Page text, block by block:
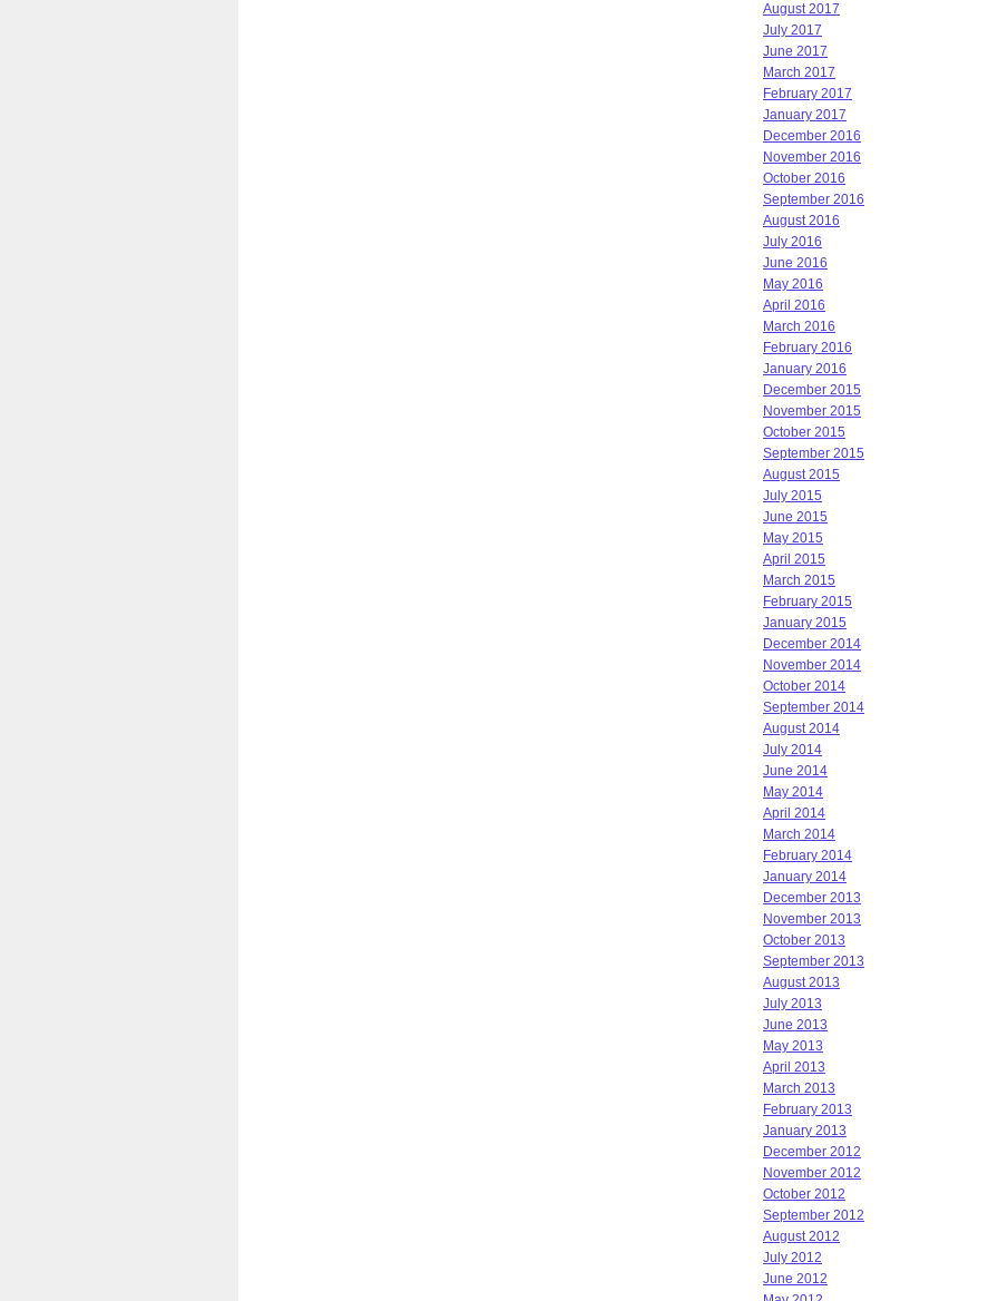
August 2017
July 2017
June 2017
March 2017
February 2017
January 2017
December 2016
November 2016
October 2016
September 2016
August 2016
July 2016
June 2016
May 2016
April 2016
March 2016
February 2016
January 2016
December 2015
November 2015
October 2015
September 2015
August 2015
July 2015
June 2015
May 2015
April 2015
March 2015
February 2015
January 2015
December 2014
November 2014
October 2014
September 2014
August 2014
July 2014
June 2014
May 2014
April 2014
March 2014
February 2014
January 2014
December 2013
November 2013
October 2013
September 2013
August 2013
July 2013
June 2013
May 2013
April 2013
March 2013
February 2013
January 2013
December 2012
November 2012
October 2012
September 2012
August 2012
July 2012
June 2012